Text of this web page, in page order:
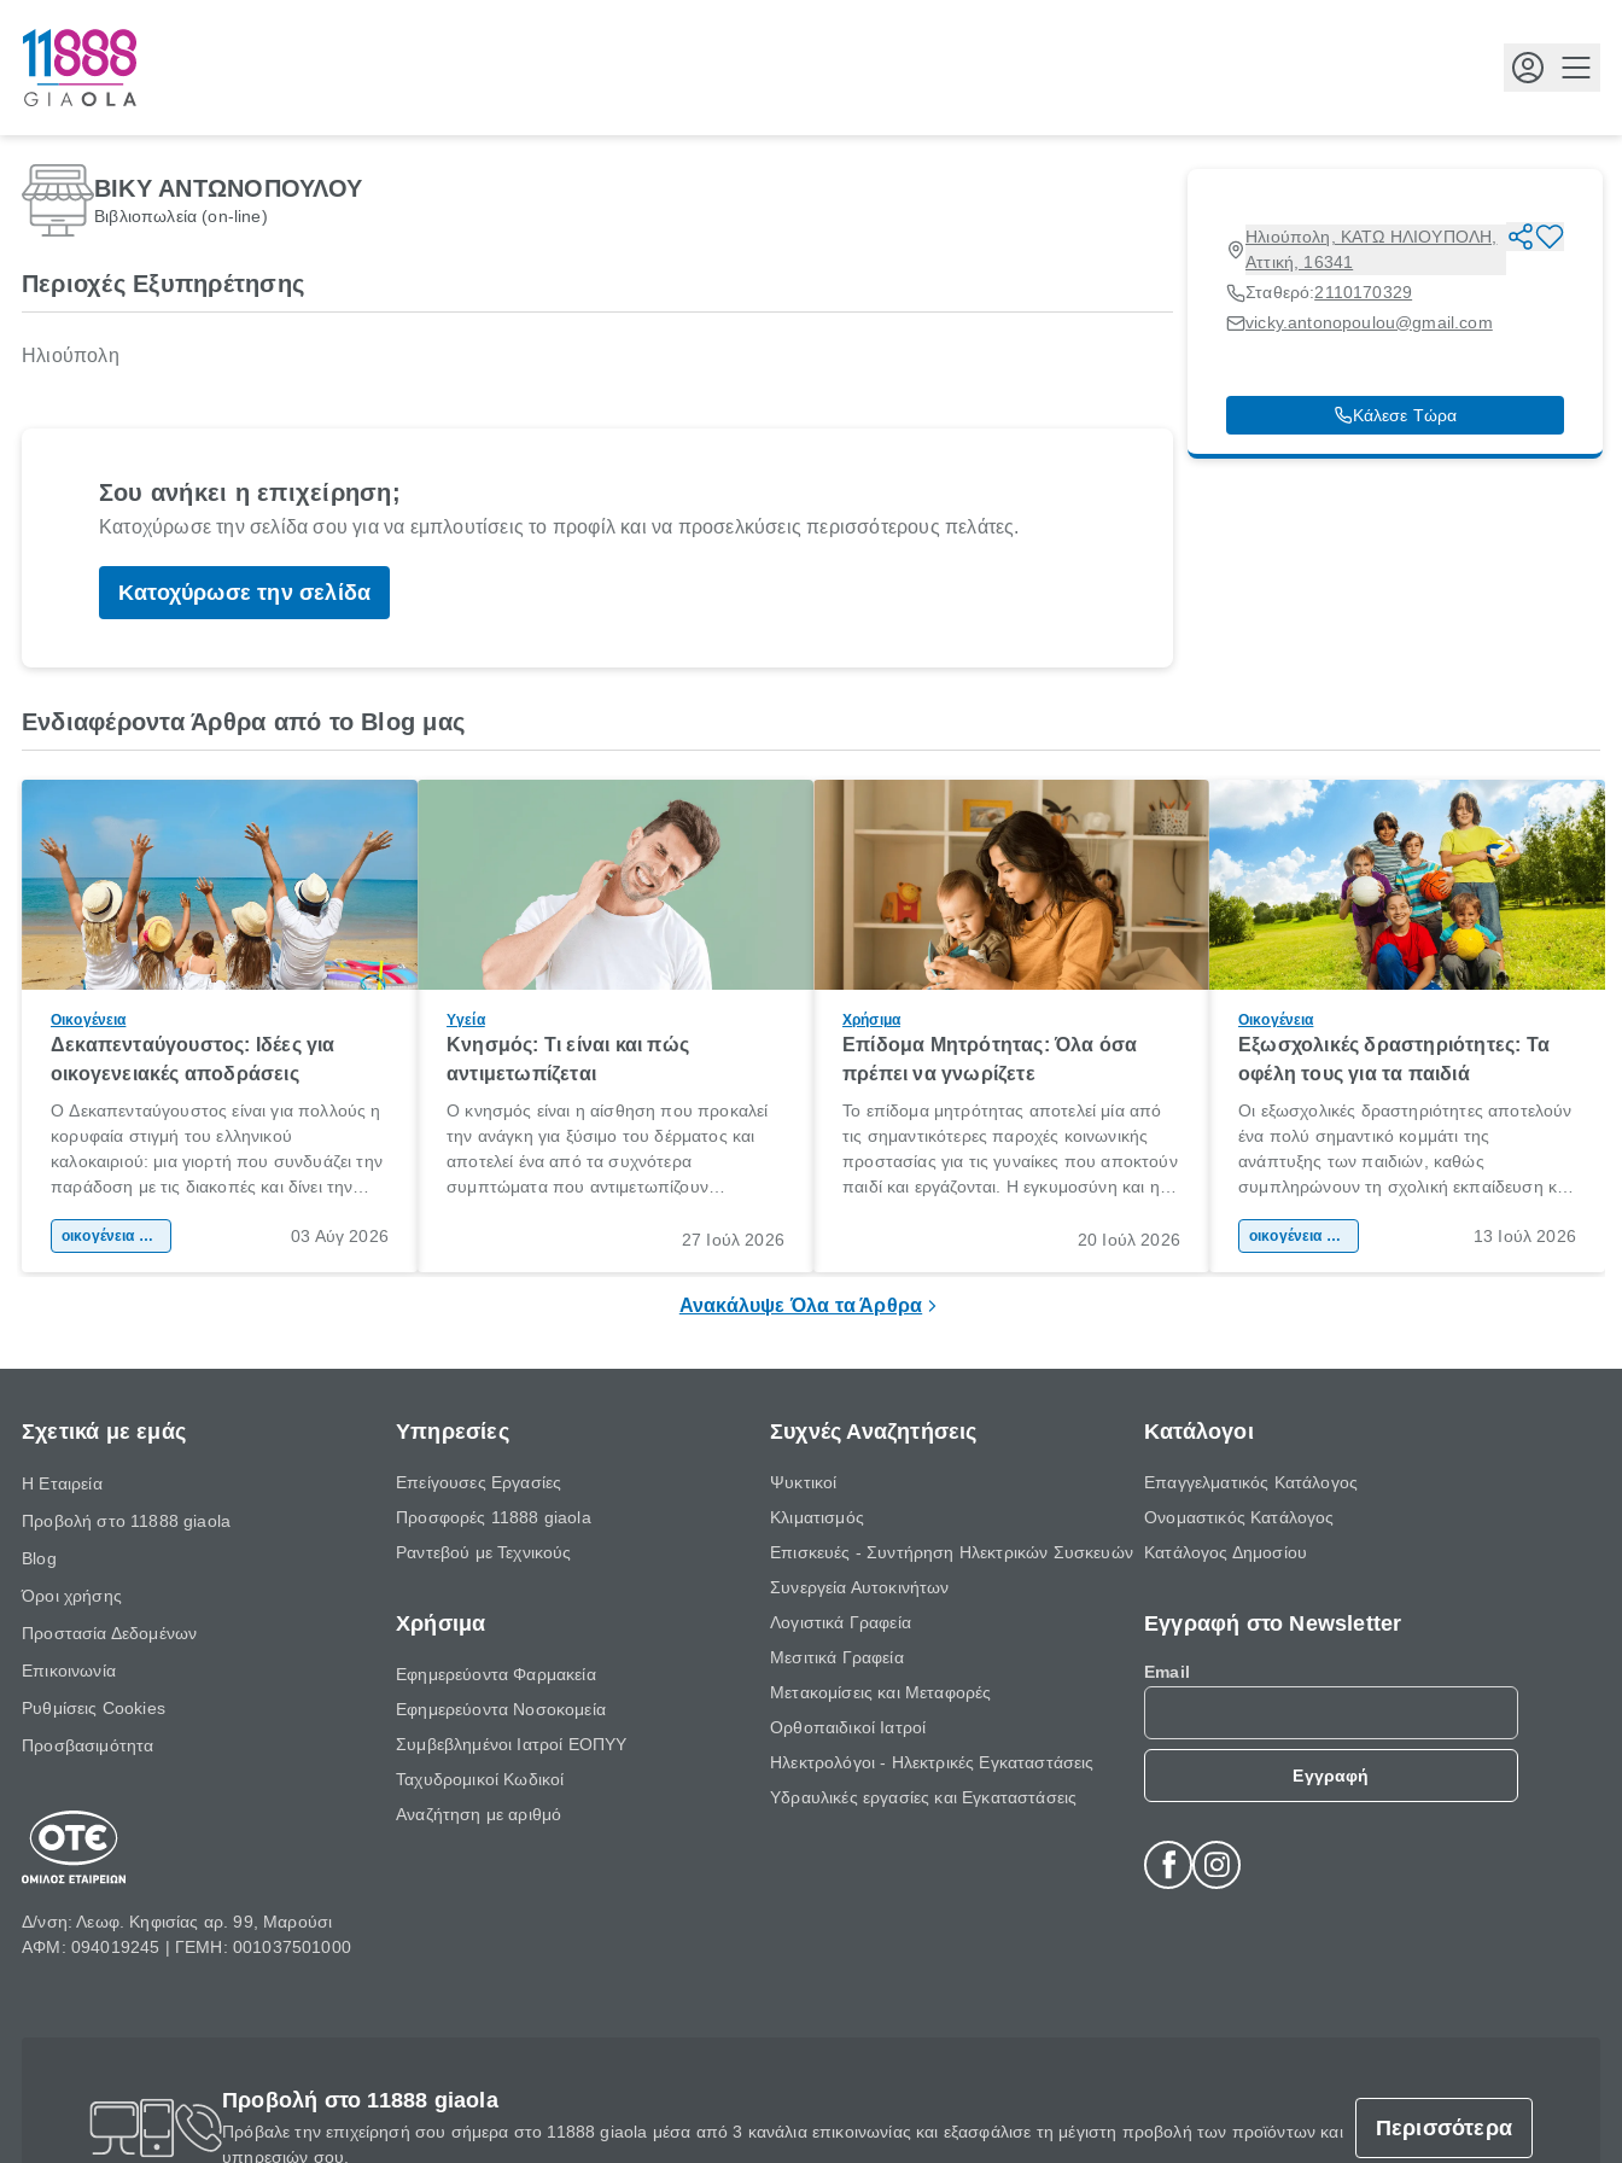
ΒΙΚΥ ΑΝΤΩΝΟΠΟΥΛΟΥ
Βιβλιοπωλεία (on-line)
Ηλιούπολη, ΚΑΤΩ ΗΛΙΟΥΠΟΛΗ,
Αττική, 16341
Σταθερό:2110170329
vicky.antonopoulou@gmail.com
Κάλεσε Τώρα
Περιοχές Εξυπηρέτησης
Ηλιούπολη
Σου ανήκει η επιχείρηση;
Κατοχύρωσε την σελίδα σου για να εμπλουτίσεις το προφίλ και να προσελκύσεις περισσότερους πελάτες.
Κατοχύρωσε την σελίδα
Ενδιαφέροντα Άρθρα από το Blog μας
Οικογένεια
Δεκαπενταύγουστος: Ιδέες για
οικογενειακές αποδράσεις
Ο Δεκαπενταύγουστος είναι για πολλούς η
κορυφαία στιγμή του ελληνικού
καλοκαιριού: μια γιορτή που συνδυάζει την
παράδοση με τις διακοπές και δίνει την
χώρας. Είτε πρόκειται για λίγες μέρες
οικογένεια & παιδί 03 Αύγ 2026
Υγεία
Κνησμός: Τι είναι και πώς
αντιμετωπίζεται
Ο κνησμός είναι η αίσθηση που προκαλεί
την ανάγκη για ξύσιμο του δέρματος και
αποτελεί ένα από τα συχνότερα
συμπτώματα που αντιμετωπίζουν
πληροφορίες για το «κνησμός τι είναι»,
27 Ιούλ 2026
Χρήσιμα
Επίδομα Μητρότητας: Όλα όσα
πρέπει να γνωρίζετε
Το επίδομα μητρότητας αποτελεί μία από
τις σημαντικότερες παροχές κοινωνικής
προστασίας για τις γυναίκες που αποκτούν
παιδί και εργάζονται. Η εγκυμοσύνη και η
σημαντική περίοδος στη ζωή κάθε20 Ιούλ 2026
Οικογένεια
Εξωσχολικές δραστηριότητες: Τα
οφέλη τους για τα παιδιά
Οι εξωσχολικές δραστηριότητες αποτελούν
ένα πολύ σημαντικό κομμάτι της
ανάπτυξης των παιδιών, καθώς
συμπληρώνουν τη σχολική εκπαίδευση και
της προσωπικότητας, της κοινωνικότητας
οικογένεια & παιδί 13 Ιούλ 2026
Ανακάλυψε Όλα τα Άρθρα
Σχετικά με εμάς
Η Εταιρεία
Προβολή στο 11888 giaola
Blog
Όροι χρήσης
Προστασία Δεδομένων
Επικοινωνία
Ρυθμίσεις Cookies
Προσβασιμότητα
Δ/νση: Λεωφ. Κηφισίας αρ. 99, Μαρούσι
ΑΦΜ: 094019245 | ΓΕΜΗ: 001037501000
Υπηρεσίες
Επείγουσες Εργασίες
Προσφορές 11888 giaola
Ραντεβού με Τεχνικούς
Χρήσιμα
Εφημερεύοντα Φαρμακεία
Εφημερεύοντα Νοσοκομεία
Συμβεβλημένοι Ιατροί ΕΟΠΥΥ
Ταχυδρομικοί Κωδικοί
Αναζήτηση με αριθμό
Συχνές Αναζητήσεις
Ψυκτικοί
Κλιματισμός
Επισκευές - Συντήρηση Ηλεκτρικών Συσκευών
Συνεργεία Αυτοκινήτων
Λογιστικά Γραφεία
Μεσιτικά Γραφεία
Μετακομίσεις και Μεταφορές
Ορθοπαιδικοί Ιατροί
Ηλεκτρολόγοι - Ηλεκτρικές Εγκαταστάσεις
Υδραυλικές εργασίες και Εγκαταστάσεις
Κατάλογοι
Επαγγελματικός Κατάλογος
Ονομαστικός Κατάλογος
Κατάλογος Δημοσίου
Εγγραφή στο Newsletter
Email
Εγγραφή
Προβολή στο 11888 giaola
Πρόβαλε την επιχείρησή σου σήμερα στο 11888 giaola μέσα από 3 κανάλια επικοινωνίας και εξασφάλισε τη μέγιστη προβολή των προϊόντων και
υπηρεσιών σου.
Περισσότερα